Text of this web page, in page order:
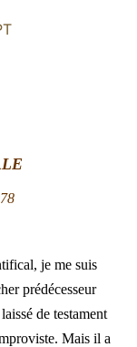
je me suis
prédécesseur
de testament
Mais il a